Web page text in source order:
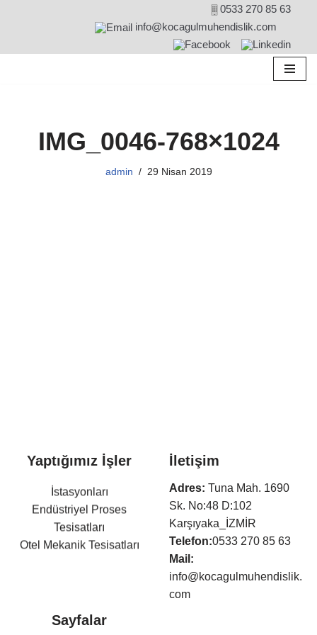
0533 270 85 63
info@kocagulmuhendislik.com
IMG_0046-768×1024
admin 29 Nisan 2019
Yaptığımız İşler
İstasyonları
Endüstriyel Proses
Tesisatları
Otel Mekanik Tesisatları
Sıhhi Tesisat ve Yangın
İletişim
Adres: Tuna Mah. 1690
Sk. No:48 D:102
Karşıyaka_İZMİR
Telefon:0533 270 85 63
Mail:
info@kocagulmuhendislik.
com
Sayfalar